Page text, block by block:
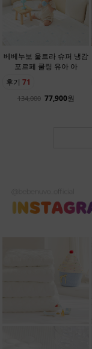
베베누보 울트라 슈퍼 냉감
포르페 쿨링 유아 아
후기71
134,000 77,900원